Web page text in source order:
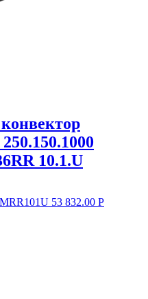
10.1.U
53 832.00 Р